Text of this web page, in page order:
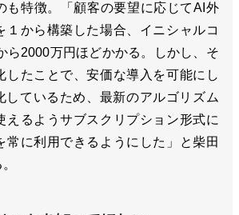
も特徴。「顧客の要望に応じてAI外
１から構築した場合、イニシャルコ
ら2000万円ほどかかる。しかし、そ
したことで、安価な導入を可能にし
しているため、最新のアルゴリズム
えるようサブスクリプション形式に
常に利用できるようにした」と柴田